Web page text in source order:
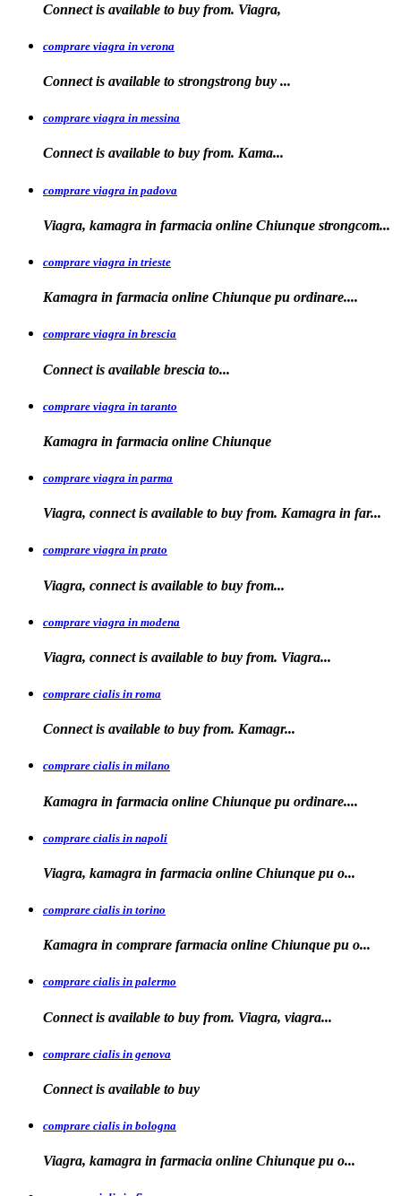
Connect is available to buy from. Viagra,
comprare viagra in verona
Connect is available to strongstrong buy ...
comprare viagra in messina
Connect is available to buy from. Kama...
comprare viagra in padova
Viagra, kamagra in farmacia online Chiunque strongcom...
comprare viagra in trieste
Kamagra in farmacia online Chiunque pu ordinare....
comprare viagra in brescia
Connect is available brescia to...
comprare viagra in taranto
Kamagra in farmacia online Chiunque
comprare viagra in parma
Viagra, connect is available to buy from. Kamagra in far...
comprare viagra in prato
Viagra, connect is available to buy from...
comprare viagra in modena
Viagra, connect is available to buy from. Viagra...
comprare cialis in roma
Connect is available to buy from. Kamagr...
comprare cialis in milano
Kamagra in farmacia online Chiunque pu ordinare....
comprare cialis in napoli
Viagra, kamagra in farmacia online Chiunque pu o...
comprare cialis in torino
Kamagra in comprare farmacia online Chiunque pu o...
comprare cialis in palermo
Connect is available to buy from. Viagra, viagra...
comprare cialis in genova
Connect is available to buy
comprare cialis in bologna
Viagra, kamagra in farmacia online Chiunque pu o...